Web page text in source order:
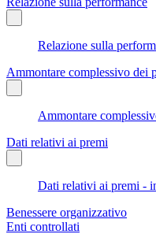
Relazione sulla
Ammontare complessivo dei
Ammontare
Dati relativi ai premi
Dati relativi ai premi -
Benessere organizzativo
Enti controllati